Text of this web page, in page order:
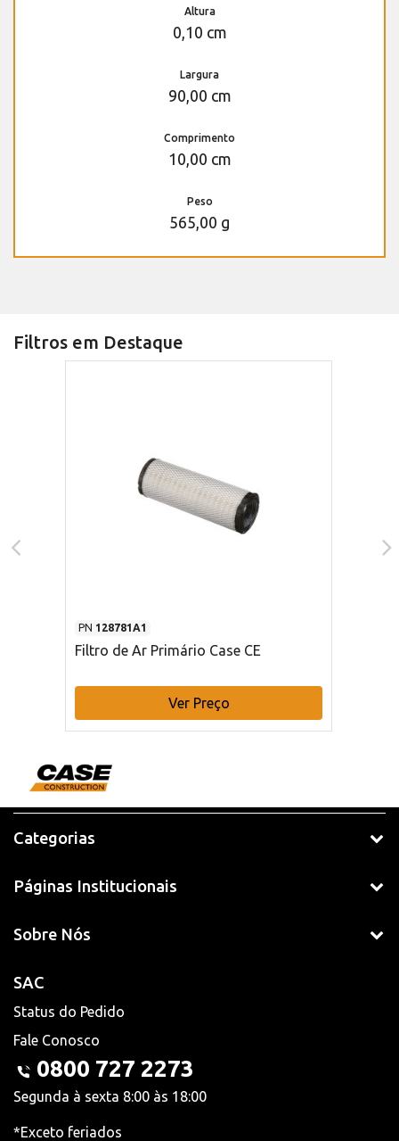
Altura
0,10 cm
Largura
90,00 cm
Comprimento
10,00 cm
Peso
565,00 g
Filtros em Destaque
PN 128781A1
Filtro de Ar Primário Case CE
Ver Preço
Categorias
Páginas Institucionais
Sobre Nós
SAC
Status do Pedido
Fale Conosco
0800 727 2273
Segunda à sexta 8:00 às 18:00
*Exceto feriados